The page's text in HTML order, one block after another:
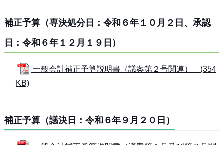
補正予算（専決処分日：令和６年１０月２日、承認
日：令和６年１２月１９日）
一般会計補正予算説明書（議案第２号関連） (354
KB)
補正予算（議決日：令和６年９月２０日）